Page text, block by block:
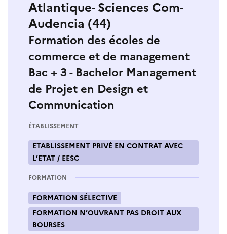
Atlantique- Sciences Com-
Audencia (44)
Formation des écoles de
commerce et de management
Bac + 3 - Bachelor Management
de Projet en Design et
Communication
ÉTABLISSEMENT
ETABLISSEMENT PRIVÉ EN CONTRAT AVEC
L’ETAT / EESC
FORMATION
FORMATION SÉLECTIVE
FORMATION N’OUVRANT PAS DROIT AUX
BOURSES